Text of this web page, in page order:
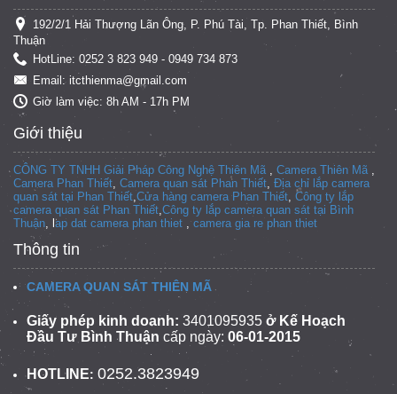
192/2/1 Hải Thượng Lãn Ông, P. Phú Tài, Tp. Phan Thiết, Bình
Thuận
HotLine: 0252 3 823 949 - 0949 734 873
Email: itcthienma@gmail.com
Giờ làm việc: 8h AM - 17h PM
Giới thiệu
CÔNG TY TNHH Giải Pháp Công Nghệ Thiên Mã Camera Thiên Mã
Camera Phan Thiết Camera quan sát Phan Thiết Địa chỉ lắp camera
quan sát tại Phan Thiết Cửa hàng camera Phan Thiết Công ty lắp
camera quan sát Phan Thiết Công ty lắp camera quan sát tại Bình
Thuận , lap dat camera phan thiet camera gia re phan thiet
Thông tin
CAMERA QUAN SÁT THIÊN MÃ
Giấy phép kinh doanh: 3401095935 ở Kế Hoạch
Đầu Tư Bình Thuận cấp ngày: 06-01-2015
HOTLINE: 0252.3823949